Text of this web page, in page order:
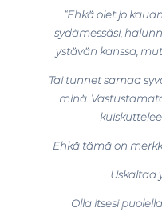
“Ehkä olet jo
sydämessäsi,
ystävän kanssa,
Tai tunnet samaa
minä.
Ehkä tämä on
Uskaltaa
Olla itsesi